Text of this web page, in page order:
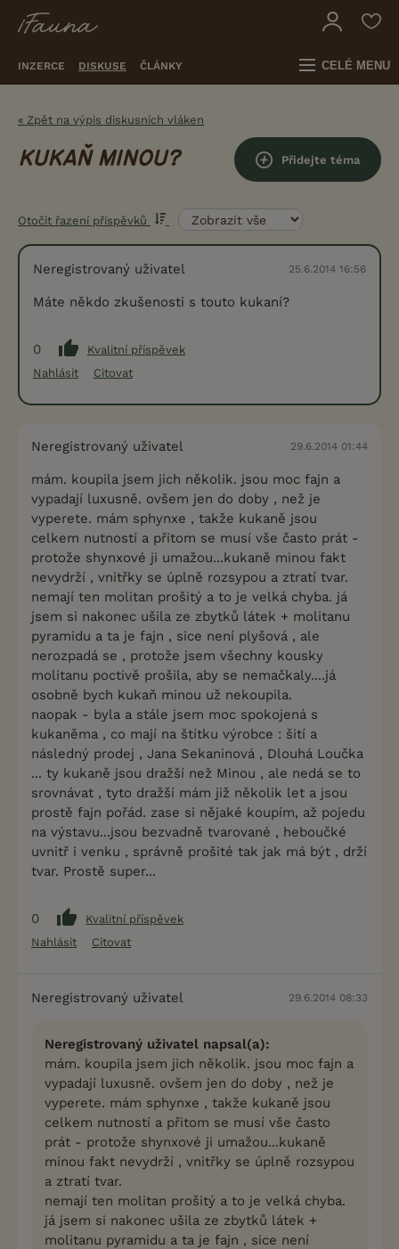
INZERCE DISKUSE ČLÁNKY CELÉ MENU
« Zpět na výpis diskusních vláken
KUKAŇ MINOU? Přidejte téma
Otočit řazení příspěvků
Neregistrovaný uživatel 25.6.2014 16:56
Máte někdo zkušenosti s touto kukaní?
0
Kvalitní příspěvek
Nahlásit
Citovat
Neregistrovaný uživatel 29.6.2014 01:44
mám. koupila jsem jich několik. jsou moc fajn a
vypadají luxusně. ovšem jen do doby , než je
vyperete. mám sphynxe , takže kukaně jsou
celkem nutností a přitom se musí vše často prát -
protože shynxové ji umažou...kukaně minou fakt
nevydrží , vnitřky se úplně rozsypou a ztratí tvar.
nemají ten molitan prošitý a to je velká chyba. já
jsem si nakonec ušila ze zbytků látek + molitanu
pyramidu a ta je fajn , sice není plyšová , ale
nerozpadá se , protože jsem všechny kousky
molitanu poctivě prošila, aby se nemačkaly....já
osobně bych kukaň minou už nekoupila.
naopak - byla a stále jsem moc spokojená s
kukaněma , co mají na štítku výrobce : šití a
následný prodej , Jana Sekaninová , Dlouhá Loučka
... ty kukaně jsou dražší než Minou , ale nedá se to
srovnávat , tyto dražší mám již několik let a jsou
prostě fajn pořád. zase si nějaké koupím, až pojedu
na výstavu...jsou bezvadně tvarované , heboučké
uvnitř i venku , správně prošité tak jak má být , drží
tvar. Prostě super...
0
Kvalitní příspěvek
Nahlásit
Citovat
Neregistrovaný uživatel 29.6.2014 08:33
Neregistrovaný uživatel napsal(a):
mám. koupila jsem jich několik. jsou moc fajn a
vypadají luxusně. ovšem jen do doby , než je
vyperete. mám sphynxe , takže kukaně jsou
celkem nutností a přitom se musí vše často
prát - protože shynxové ji umažou...kukaně
minou fakt nevydrží , vnitřky se úplně rozsypou
a ztratí tvar.
nemají ten molitan prošitý a to je velká chyba.
já jsem si nakonec ušila ze zbytků látek +
molitanu pyramidu a ta je fajn , sice není